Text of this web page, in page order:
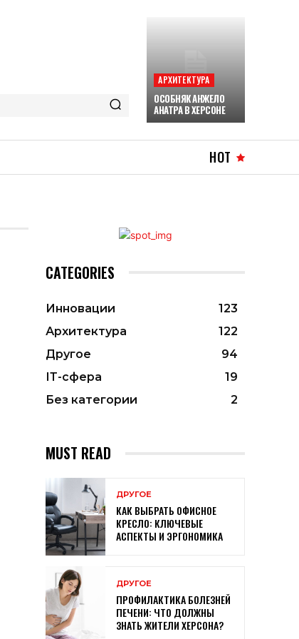
АРХИТЕКТУРА
ОСОБНЯК АНЖЕЛО
АНАТРА В ХЕРСОНЕ
HOT
CATEGORIES
Инновации
123
Архитектура
122
Другое
94
ІТ-сфера
19
Без категории
2
MUST READ
ДРУГОЕ
КАК ВЫБРАТЬ ОФИСНОЕ
КРЕСЛО: КЛЮЧЕВЫЕ
АСПЕКТЫ И ЭРГОНОМИКА
ДРУГОЕ
ПРОФИЛАКТИКА БОЛЕЗНЕЙ
ПЕЧЕНИ: ЧТО ДОЛЖНЫ
ЗНАТЬ ЖИТЕЛИ ХЕРСОНА?